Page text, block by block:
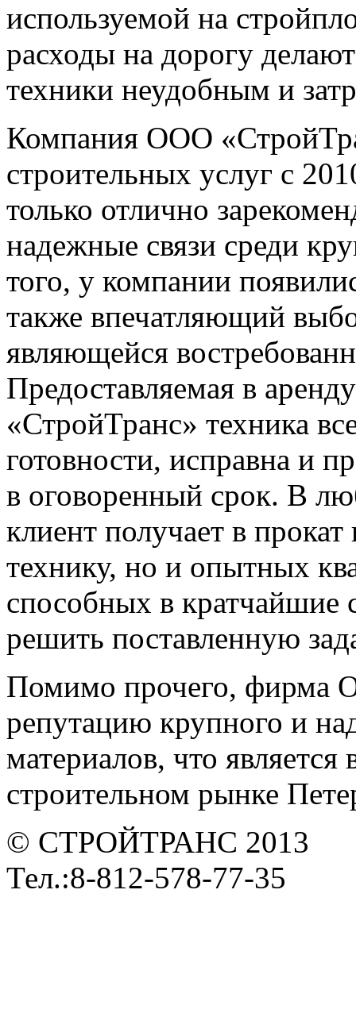
используемой на
расходы на дорогу
техники неудобным и
Компания ООО
строительных услуг с
только отлично
надежные связи среди
того, у компании
также впечатляющий
являющейся
Предоставляемая в
«СтройТранс» техника
готовности, исправна и
в оговоренный срок. В
клиент получает в
технику, но и опытных
способных в
решить поставленную
Помимо прочего, фирма
репутацию крупного и
материалов, что
строительном рынке
© СТРОЙТРАНС 2013
Тел.:8-812-578-77-35